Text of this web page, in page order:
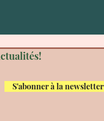
S'abonner à la newsletter